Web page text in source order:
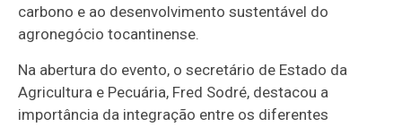
carbono e ao desenvolvimento sustentável do
agronegócio tocantinense.
Na abertura do evento, o secretário de Estado da
Agricultura e Pecuária, Fred Sodré, destacou a
importância da integração entre os diferentes